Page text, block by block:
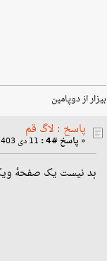
بیزار از دوپامین
پاسخ : لاگ قم
« پاسخ #4 :
بد نیست یک صفحهٔ